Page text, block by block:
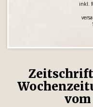
inkl.
vom